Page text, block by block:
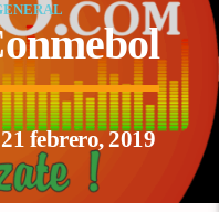
febrero, 2019